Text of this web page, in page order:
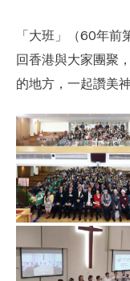
「大班」（60年
回香港與大家團聚
的地方，一起讚美